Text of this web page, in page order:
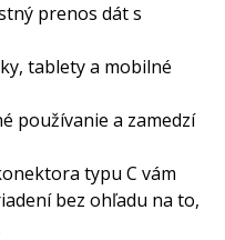
prenos dát s
tablety a mobilné
používanie a zamedzí
typu C vám
bez ohľadu na to,